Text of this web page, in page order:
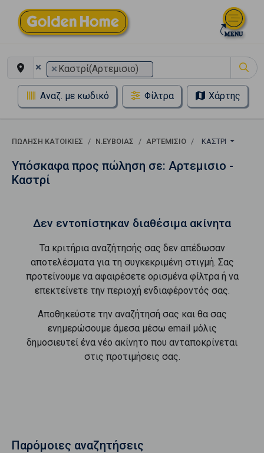
× × Καστρί(Αρτεμισιο)
Αναζ. με κωδικό Φίλτρα Χάρτης
ΠΏΛΗΣΗ ΚΑΤΟΙΚΊΕΣ Ν.ΕΥΒΟΙΑΣ ΑΡΤΕΜΙΣΙΟ ΚΑΣΤΡΊ
Υπόσκαφα προς πώληση σε: Αρτεμισιο -
Καστρί
Δεν εντοπίστηκαν διαθέσιμα ακίνητα
Τα κριτήρια αναζήτησής σας δεν απέδωσαν
αποτελέσματα για τη συγκεκριμένη στιγμή. Σας
προτείνουμε να αφαιρέσετε ορισμένα φίλτρα ή να
επεκτείνετε την περιοχή ενδιαφέροντός σας.
Αποθηκεύστε την αναζήτησή σας και θα σας
ενημερώσουμε άμεσα μέσω email μόλις
δημοσιευτεί ένα νέο ακίνητο που ανταποκρίνεται
στις προτιμήσεις σας.
Παρόμοιες αναζητήσεις